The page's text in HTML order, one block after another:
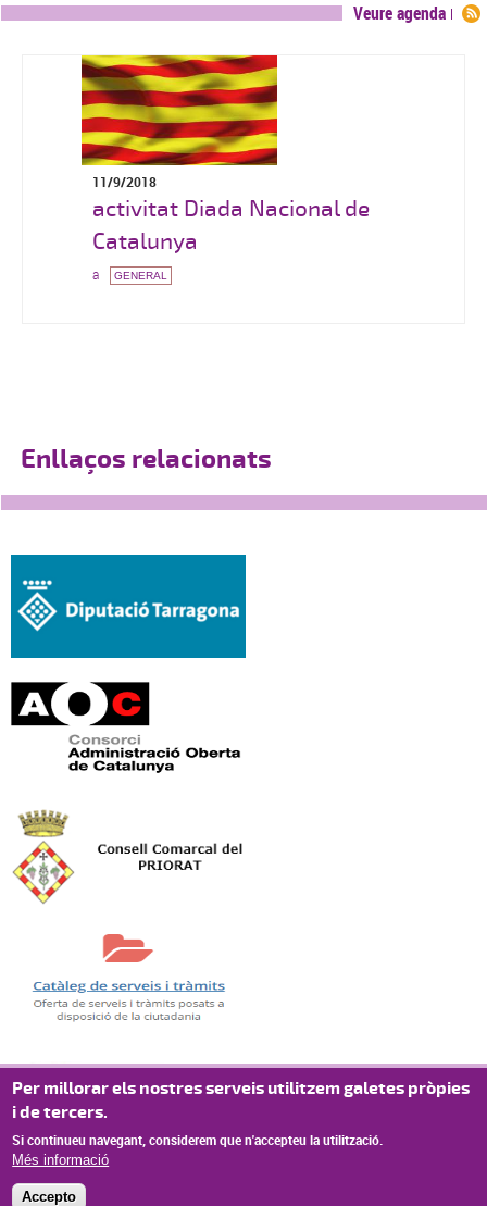
Veure agenda
11/9/2018
activitat Diada Nacional de
Catalunya
a GENERAL
Enllaços relacionats
Per millorar els nostres serveis utilitzem galetes pròpies
i de tercers.
Si continueu navegant, considerem que n'accepteu la utilització.
Més informació
Accepto